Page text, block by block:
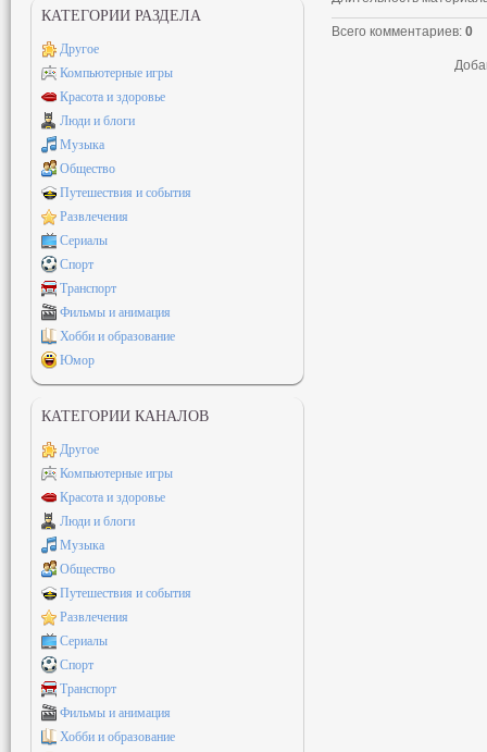
Всего комментариев: 0
КАТЕГОРИИ РАЗДЕЛА
Другое
Компьютерные игры
Красота и здоровье
Люди и блоги
Музыка
Общество
Путешествия и события
Развлечения
Сериалы
Спорт
Транспорт
Фильмы и анимация
Хобби и образование
Юмор
КАТЕГОРИИ КАНАЛОВ
Другое
Компьютерные игры
Красота и здоровье
Люди и блоги
Музыка
Общество
Путешествия и события
Развлечения
Сериалы
Спорт
Транспорт
Фильмы и анимация
Хобби и образование